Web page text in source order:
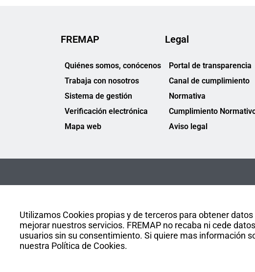
Utilizamos Cookies propias y de terceros para obtener
mejorar nuestros servicios. FREMAP no recaba ni cede
usuarios sin su consentimiento. Si quiere mas información
nuestra Política de Cookies.
FREMAP
Quiénes somos, conócenos
Trabaja con nosotros
Sistema de gestión
Verificación electrónica
Mapa web
Legal
Portal de transparencia
Canal de cumplimiento
Normativa
Cumplimiento
Aviso legal